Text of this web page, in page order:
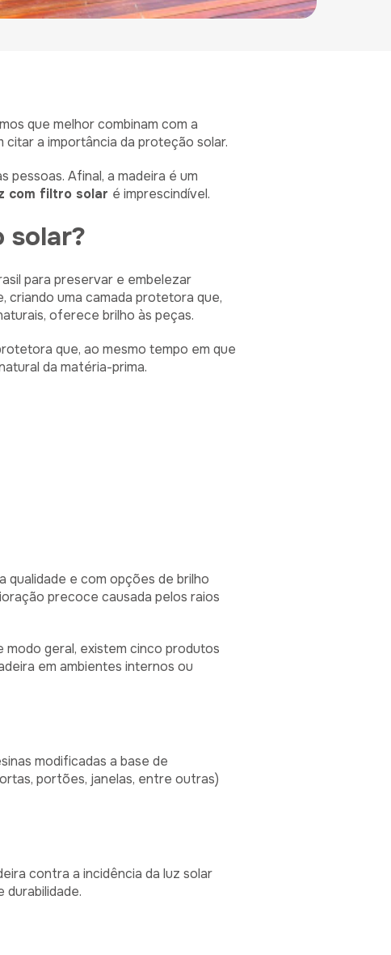
que melhor combinam com a
citar a importância da proteção solar.
pessoas. Afinal, a madeira é um
com filtro solar é imprescindível.
solar?
para preservar e embelezar
criando uma camada protetora que,
oferece brilho às peças.
que, ao mesmo tempo em que
da matéria-prima.
e com opções de brilho
precoce causada pelos raios
geral, existem cinco produtos
em ambientes internos ou
modificadas a base de
portões, janelas, entre outras)
contra a incidência da luz solar